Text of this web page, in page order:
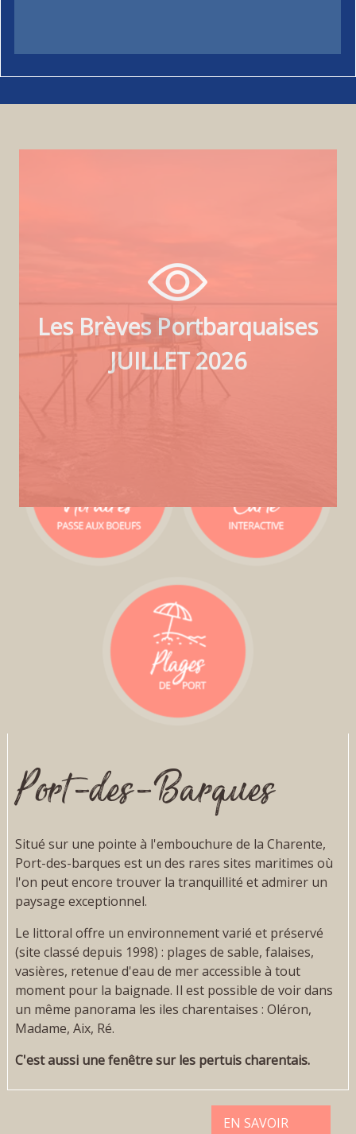
Les Brèves Portbarquaises
JUILLET 2026
Port-des-Barques
Situé sur une pointe à l'embouchure de la Charente,
Port-des-barques est un des rares sites maritimes où
l'on peut encore trouver la tranquillité et admirer un
paysage exceptionnel.
Le littoral offre un environnement varié et préservé
(site classé depuis 1998) : plages de sable, falaises,
vasières, retenue d'eau de mer accessible à tout
moment pour la baignade. Il est possible de voir dans
un même panorama les iles charentaises : Oléron,
Madame, Aix, Ré.
C'est aussi une fenêtre sur les pertuis charentais.
EN SAVOIR